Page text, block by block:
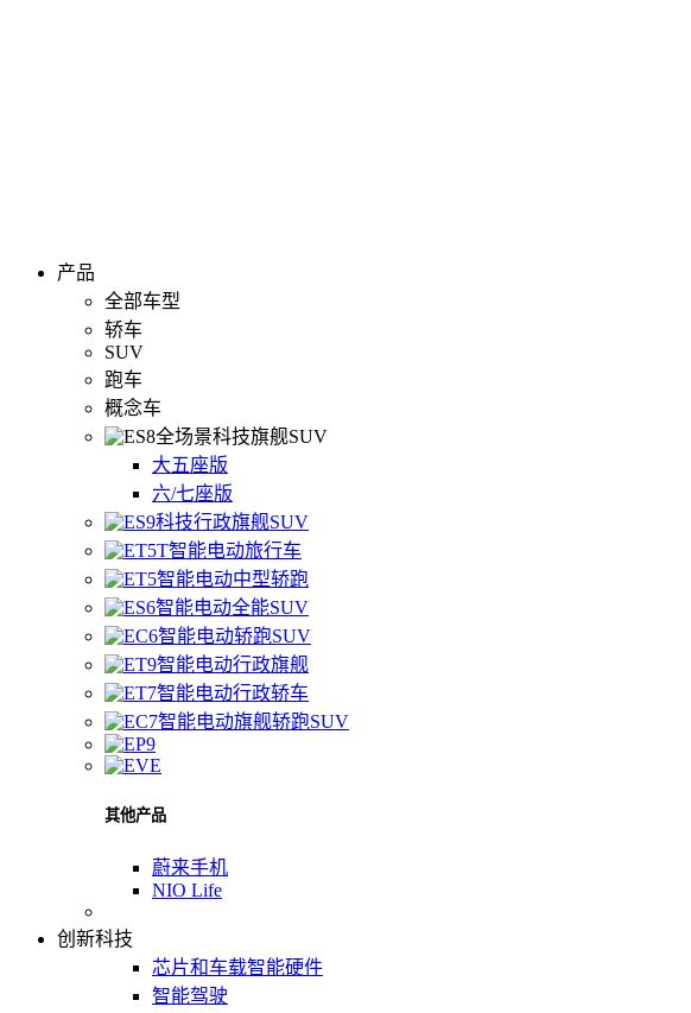
产品
全部车型
轿车
SUV
跑车
概念车
全场景科技旗舰SUV
大五座版
六/七座版
科技行政旗舰SUV
智能电动旅行车
智能电动中型轿跑
智能电动全能SUV
智能电动轿跑SUV
智能电动行政旗舰
智能电动行政轿车
智能电动旗舰轿跑SUV
其他产品
蔚来手机
NIO Life
创新科技
芯片和车载智能硬件
智能驾驶